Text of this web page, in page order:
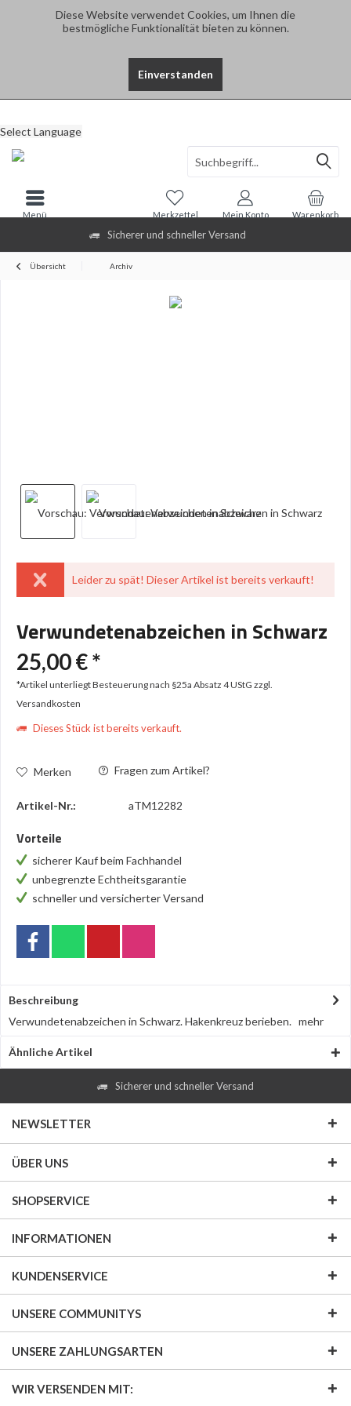
Diese Website verwendet Cookies, um Ihnen die
bestmögliche Funktionalität bieten zu können.
Einverstanden
Sicherer und schneller Versand
Select Language
Warenkorb
Merkzettel Mein Konto
Menü
Übersicht Archiv
Leider zu spät! Dieser Artikel ist bereits verkauft!
Verwundetenabzeichen in Schwarz
25,00 € *
*Artikel unterliegt Besteuerung nach §25a Absatz 4 UStG zzgl.
Versandkosten
Dieses Stück ist bereits verkauft.
Merken Fragen zum Artikel?
Artikel-Nr.: aTM12282
Vorteile
sicherer Kauf beim Fachhandel
unbegrenzte Echtheitsgarantie
schneller und versicherter Versand
Beschreibung
Verwundetenabzeichen in Schwarz. Hakenkreuz berieben. mehr
Ähnliche Artikel
Sicherer und schneller Versand
NEWSLETTER
ÜBER UNS
SHOPSERVICE
INFORMATIONEN
KUNDENSERVICE
UNSERE COMMUNITYS
UNSERE ZAHLUNGSARTEN
WIR VERSENDEN MIT: